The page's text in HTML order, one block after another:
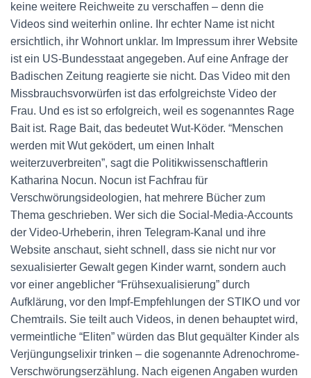
keine weitere Reichweite zu verschaffen – denn die
Videos sind weiterhin online. Ihr echter Name ist nicht
ersichtlich, ihr Wohnort unklar. Im Impressum ihrer Website
ist ein US-Bundesstaat angegeben. Auf eine Anfrage der
Badischen Zeitung reagierte sie nicht. Das Video mit den
Missbrauchsvorwürfen ist das erfolgreichste Video der
Frau. Und es ist so erfolgreich, weil es sogenanntes Rage
Bait ist. Rage Bait, das bedeutet Wut-Köder. “Menschen
werden mit Wut geködert, um einen Inhalt
weiterzuverbreiten”, sagt die Politikwissenschaftlerin
Katharina Nocun. Nocun ist Fachfrau für
Verschwörungsideologien, hat mehrere Bücher zum
Thema geschrieben. Wer sich die Social-Media-Accounts
der Video-Urheberin, ihren Telegram-Kanal und ihre
Website anschaut, sieht schnell, dass sie nicht nur vor
sexualisierter Gewalt gegen Kinder warnt, sondern auch
vor einer angeblicher “Frühsexualisierung” durch
Aufklärung, vor den Impf-Empfehlungen der STIKO und vor
Chemtrails. Sie teilt auch Videos, in denen behauptet wird,
vermeintliche “Eliten” würden das Blut gequälter Kinder als
Verjüngungselixir trinken – die sogenannte Adrenochrome-
Verschwörungserzählung. Nach eigenen Angaben wurden